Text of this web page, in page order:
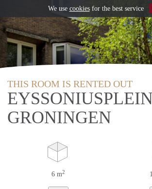
THIS ROOM IS RENTED OUT
GRONINGEN
6 m2
We use cookiesfor the best service